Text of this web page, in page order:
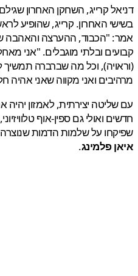
קרייג, השחקן האחרון שגילם את
"הכבוד, ההערצה והאהבה שלי
ובלתי מוגבלים. "אני מאחל
וכל מה שברברה תמשיך
ואני מקווה שאני אהיה חלק
יצירתית, לאמזון יהיה את
ואולי גם ספין-אוף טלוויזיוני, ללא
על שלמות הדמות שנוצרה במקור ב-1953 על
פלמינג.